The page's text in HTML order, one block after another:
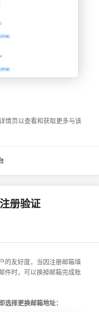
情页以查看和获取更多与该
册验证
的友好度，当因注册邮箱填
件时，可以换掉邮箱完成账
选择更换邮箱地址：